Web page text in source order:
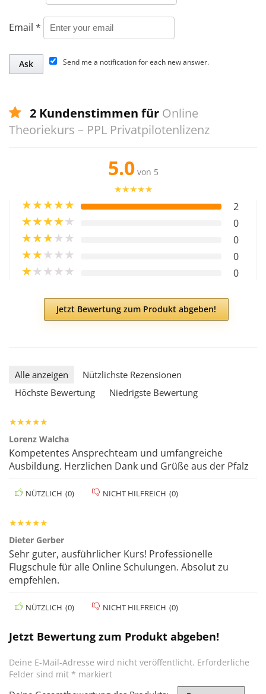
Email *
Send me a notification for each new answer.
2 Kundenstimmen für Online
Theoriekurs – PPL Privatpilotenlizenz
5.0 von 5
★★★★★
★★★★★ 2
★★★★★ 0
★★★★★ 0
★★★★★ 0
★★★★★ 0
Jetzt Bewertung zum Produkt abgeben!
Alle anzeigen
Nützlichste Rezensionen
Höchste Bewertung
Niedrigste Bewertung
★★★★★
Lorenz Walcha
Kompetentes Ansprechteam und umfangreiche
Ausbildung. Herzlichen Dank und Grüße aus der Pfalz
NÜTZLICH (0) NICHT HILFREICH (0)
★★★★★
Dieter Gerber
Sehr guter, ausführlicher Kurs! Professionelle
Flugschule für alle Online Schulungen. Absolut zu
empfehlen.
NÜTZLICH (0) NICHT HILFREICH (0)
Jetzt Bewertung zum Produkt abgeben!
Deine E-Mail-Adresse wird nicht veröffentlicht. Erforderliche
Felder sind mit * markiert